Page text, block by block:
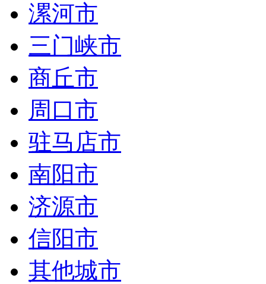
漯河市
三门峡市
商丘市
周口市
驻马店市
南阳市
济源市
信阳市
其他城市